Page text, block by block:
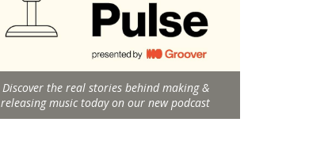
Discover the real stories behind making &
releasing music today on our new podcast